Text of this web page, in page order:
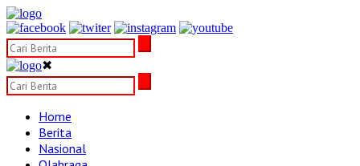
✖
Home
Berita
Nasional